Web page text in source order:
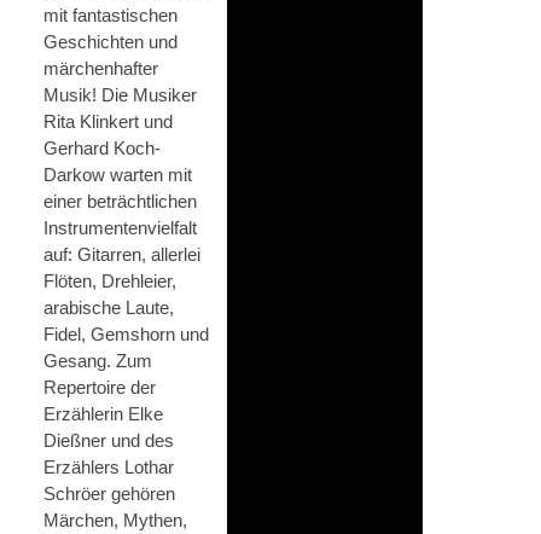
mit fantastischen
Geschichten und
märchenhafter
Musik! Die Musiker
Rita Klinkert und
Gerhard Koch-
Darkow warten mit
einer beträchtlichen
Instrumentenvielfalt
auf: Gitarren, allerlei
Flöten, Drehleier,
arabische Laute,
Fidel, Gemshorn und
Gesang. Zum
Repertoire der
Erzählerin Elke
Dießner und des
Erzählers Lothar
Schröer gehören
Märchen, Mythen,